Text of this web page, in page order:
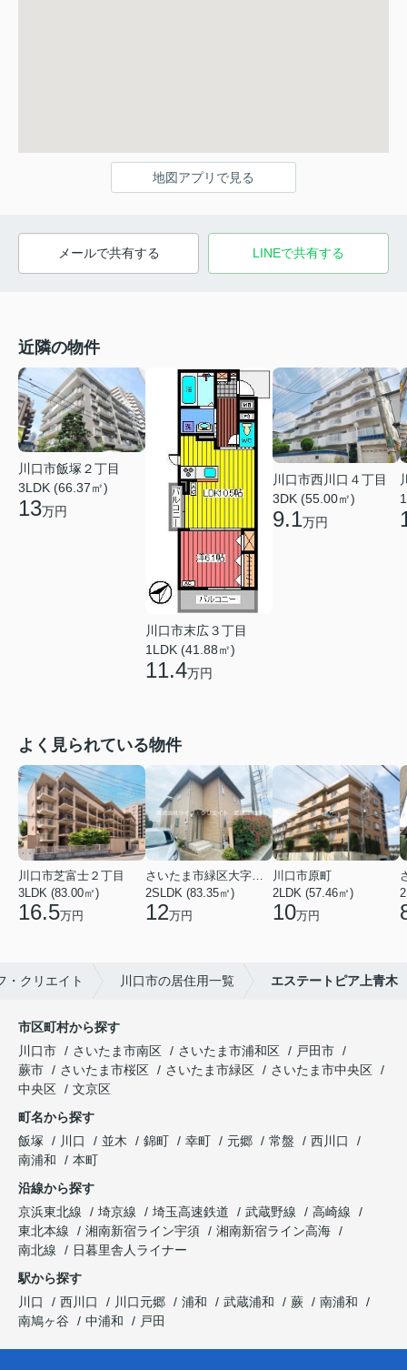
地図アプリで見る
メールで共有する LINEで共有する
近隣の物件
川口市飯塚２丁目
3LDK (66.37㎡)
13万円
川口市末広３丁目
1LDK (41.88㎡)
11.4万円
川口市西川口４丁目
3DK (55.00㎡)
9.1万円
よく見られている物件
川口市芝富士２丁目
3LDK (83.00㎡)
16.5万円
2SLDK (83.35㎡)
12万円
川口市原町
2LDK (57.46㎡)
10万円
・クリエイト 川口市の居住用一覧 エステートピア上青木
市区町村から探す
川口市
さいたま市南区 さいたま市浦和区
戸田市
蕨市
さいたま市桜区 さいたま市緑区
さいたま市中央区
中央区
文京区
町名から探す
飯塚
川口 並木 錦町 幸町 元郷 常盤
西川口
南浦和
本町
沿線から探す
京浜東北線
埼京線 埼玉高速鉄道 武蔵野線
高崎線
東北本線
湘南新宿ライン宇須
湘南新宿ライン高海
南北線
日暮里舎人ライナー
駅から探す
川口
西川口 川口元郷 浦和 武蔵浦和 蕨
南浦和
南鳩ヶ谷
中浦和 戸田